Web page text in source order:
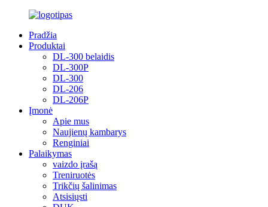
Pradžia
Produktai
DL-300 belaidis
DL-300P
DL-300
DL-206
DL-206P
Įmonė
Apie mus
Naujienų kambarys
Renginiai
Palaikymas
vaizdo įrašą
Treniruotės
Trikčių šalinimas
Atsisiųsti